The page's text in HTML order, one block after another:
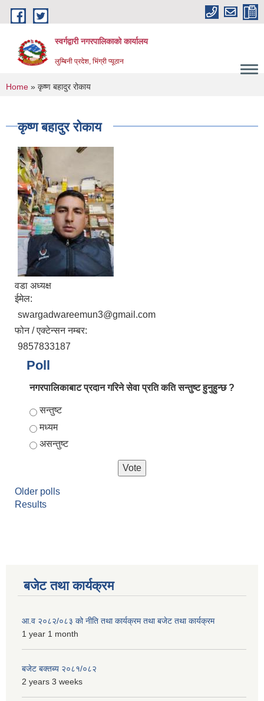
Skip to main content
स्वर्गद्वारी नगरपालिकाको कार्यालय
लुम्बिनी प्रदेश, भिंग्री प्यूठान
You are here
Home » कृष्ण बहादुर रोकाय
कृष्ण बहादुर रोकाय
वडा अध्यक्ष
ईमेल:
swargadwareemun3@gmail.com
फोन / एक्टेन्सन नम्बर:
9857833187
Poll
नगरपालिकाबाट प्रदान गरिने सेवा प्रति कति सन्तुष्ट हुनुहुन्छ ?
Choices
सन्तुष्ट
मध्यम
असन्तुष्ट
Older polls
Results
बजेट तथा कार्यक्रम
आ.व २०८२/०८३ को नीति तथा कार्यक्रम तथा बजेट तथा कार्यक्रम
1 year 1 month
बजेट बक्तब्य २०८१/०८२
2 years 3 weeks